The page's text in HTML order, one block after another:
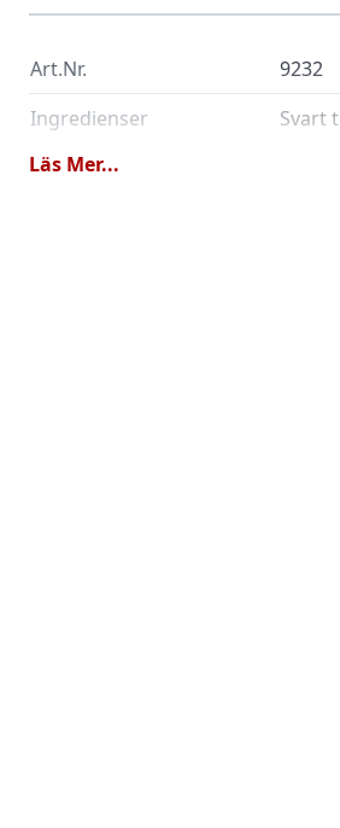
Art.Nr.
9232
Ingredienser
Svart
Dosering
Läs Mer...